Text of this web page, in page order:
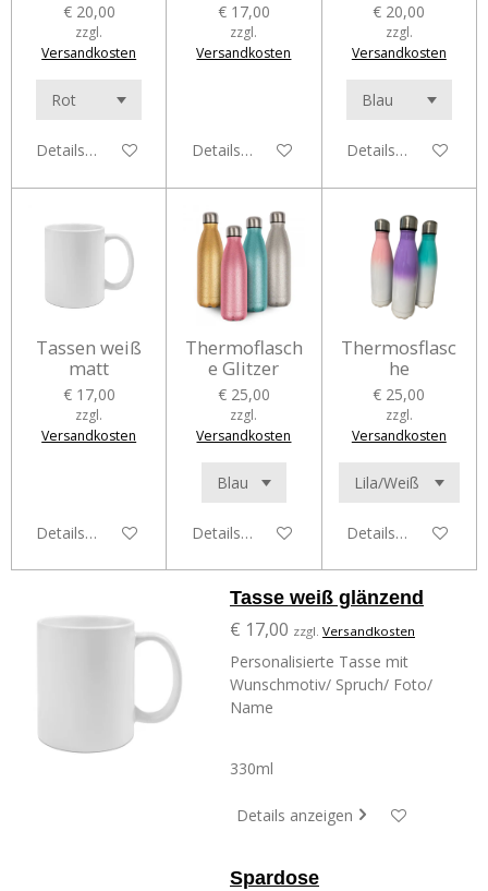
€ 20,00
zzgl.
Versandkosten
Details anzeigen
€ 17,00
zzgl.
Versandkosten
Details anzeigen
€ 20,00
zzgl.
Versandkosten
Details anzeigen
Tassen weiß
matt
€ 17,00
zzgl.
Versandkosten
Details anzeigen
Thermoflasch
e Glitzer
€ 25,00
zzgl.
Versandkosten
Details anzeigen
Thermosflasc
he
€ 25,00
zzgl.
Versandkosten
Details anzeigen
Tasse weiß glänzend
€ 17,00 zzgl. Versandkosten
Personalisierte Tasse mit
Wunschmotiv/ Spruch/ Foto/
Name
330ml
Details anzeigen
Spardose